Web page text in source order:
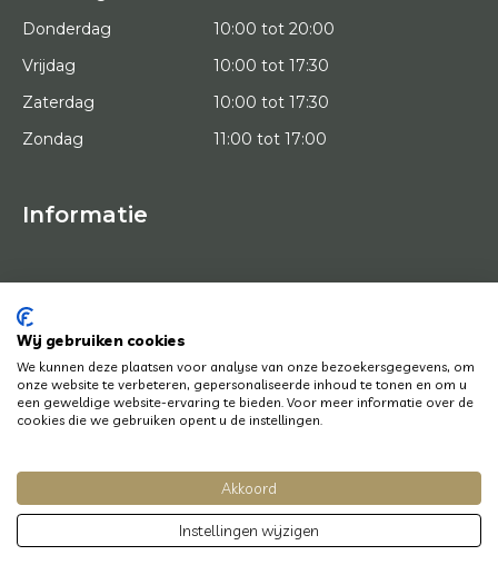
Donderdag
10:00 tot 20:00
Vrijdag
10:00 tot 17:30
Zaterdag
10:00 tot 17:30
Zondag
11:00 tot 17:00
Informatie
HOME
KUNSTENAARS
KUNSTWERKEN
HOE WERKT HET
NEWS
CONTACT
© Copyright 2022 Art District | Website door
Heb je een vraag? Laat het ons weten, we helpen je graag en snel!
Wij gebruiken cookies
We kunnen deze plaatsen voor analyse van onze bezoekersgegevens, om
onze website te verbeteren, gepersonaliseerde inhoud te tonen en om u
een geweldige website-ervaring te bieden. Voor meer informatie over de
cookies die we gebruiken opent u de instellingen.
Akkoord
Instellingen wijzigen